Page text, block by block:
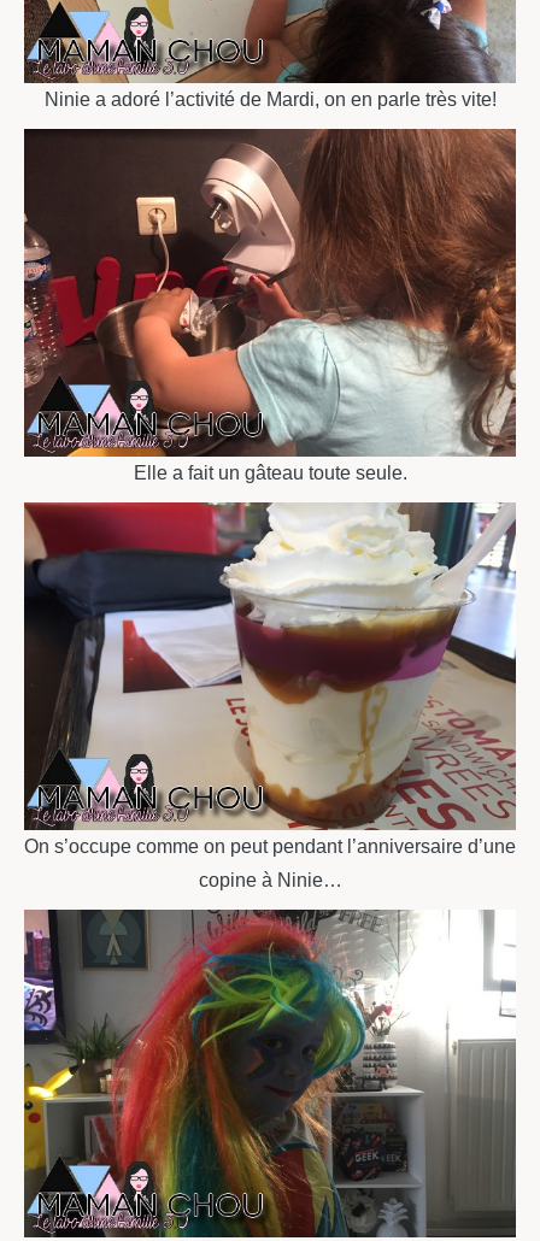
Ninie a adoré l’activité de Mardi, on en parle très vite!
Elle a fait un gâteau toute seule.
On s’occupe comme on peut pendant l’anniversaire d’une
copine à Ninie…